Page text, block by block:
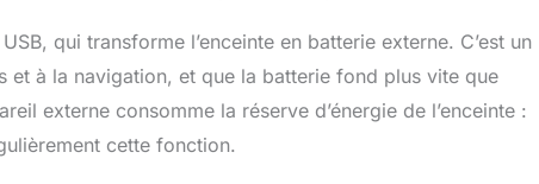
qui transforme l’enceinte en batterie externe. C’est un
à la navigation, et que la batterie fond plus vite que
externe consomme la réserve d’énergie de l’enceinte :
cette fonction.